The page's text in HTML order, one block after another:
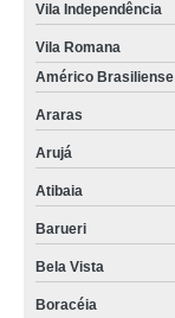
Vila Independência
Vila Romana
Américo Brasiliense
Araras
Arujá
Atibaia
Barueri
Bela Vista
Boracéia